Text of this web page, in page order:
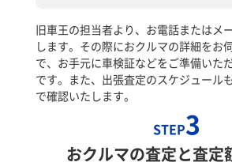
旧車王の担当者より、お電話またはメ
します。その際におクルマの詳細をお
で、お手元に車検証などをご準備いた
です。また、出張査定のスケジュール
で確認いたします。
STEP3
おクルマの査定と査定